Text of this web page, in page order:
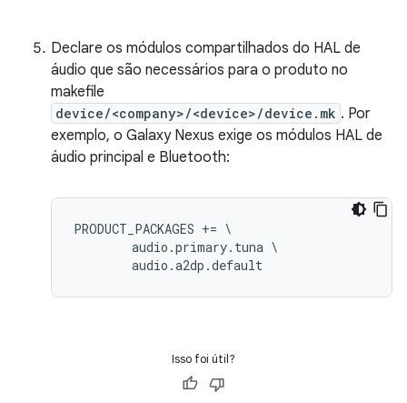
Declare os módulos compartilhados do HAL de
áudio que são necessários para o produto no
makefile
device/<company>/<device>/device.mk . Por
exemplo, o Galaxy Nexus exige os módulos HAL de
áudio principal e Bluetooth:
PRODUCT_PACKAGES += \
        audio.primary.tuna \
Isso foi útil?